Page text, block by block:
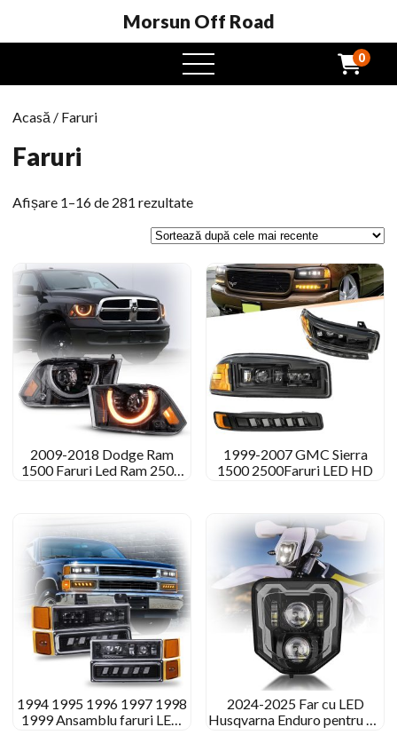
Morsun Off Road
Meniu
Deschide
0
Acasă / Faruri
Faruri
Afișare 1–16 de 281 rezultateSortat
cel
mai
târziu
2009-2018 Dodge Ram
1500 Faruri Led Ram 2500
1999-2007 GMC Sierra
1500 2500Faruri LED HD
1994 1995 1996 1997 1998
1999 Ansamblu faruri LED
2024-2025 Far cu LED
Husqvarna Enduro pentru FE